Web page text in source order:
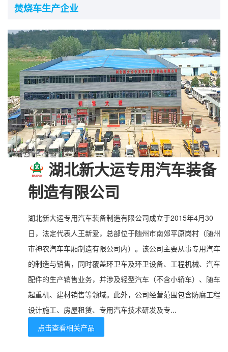
焚烧车生产企业
湖北新大运专用汽车装备
制造有限公司
湖北新大运专用汽车装备制造有限公司成立于2015年4月30
日，法定代表人王新爱，总部位于随州市南郊平原岗村（随州
市神农汽车车厢制造有限公司内）。该公司主要从事专用汽车
的制造与销售，同时覆盖环卫车及环卫设备、工程机械、汽车
配件的生产销售业务，并涉及轻型汽车（不含小轿车）、随车
起重机、建材销售等领域。此外，公司经营范围包含防腐工程
设计施工、房屋租赁、专用汽车技术研发及专...
点击查看相关产品